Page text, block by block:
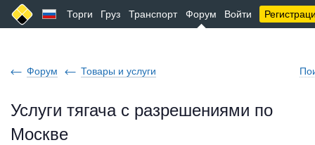
Торги Груз Транспорт Форум Войти
Форум Товары и услуги
Услуги тягача с разрешениями по
Москве